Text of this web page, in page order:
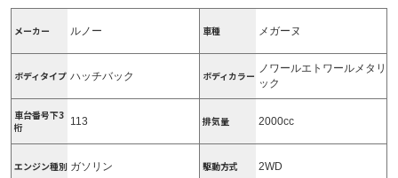
メーカー ルノー 車種 メガーヌ
ボディタイプ ハッチバック ボディカラー
ノワールエトワールメタリ
ック
車台番号下3
桁
113 排気量 2000cc
エンジン種別 ガソリン 駆動方式 2WD